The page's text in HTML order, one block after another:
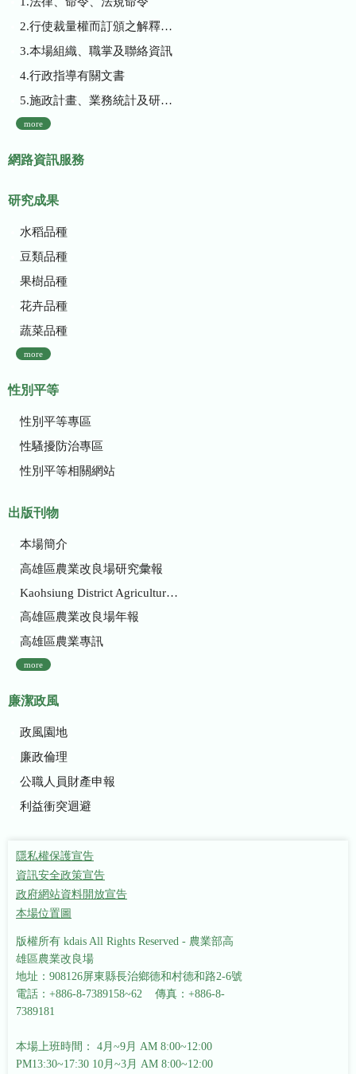
2.行使裁量權而訂頒之解釋性規定及裁量基準
3.本場組織、職掌及聯絡資訊
4.行政指導有關文書
5.施政計畫、業務統計及研究報告
more
網路資訊服務
研究成果
水稻品種
豆類品種
果樹品種
花卉品種
蔬菜品種
more
性別平等
性別平等專區
性騷擾防治專區
性別平等相關網站
出版刊物
本場簡介
高雄區農業改良場研究彙報
Kaohsiung District Agricultural Research and Extension Station
高雄區農業改良場年報
高雄區農業專訊
more
廉潔政風
政風園地
廉政倫理
公職人員財產申報
利益衝突迴避
隱私權保護宣告
資訊安全政策宣告
政府網站資料開放宣告
本場位置圖
版權所有 kdais All Rights Reserved - 農業部高
雄區農業改良場
地址：908126屏東縣長治鄉德和村德和路2-6號
電話：+886-8-7389158~62 傳真：+886-8-
7389181
本場上班時間： 4月~9月 AM 8:00~12:00
PM13:30~17:30 10月~3月 AM 8:00~12:00